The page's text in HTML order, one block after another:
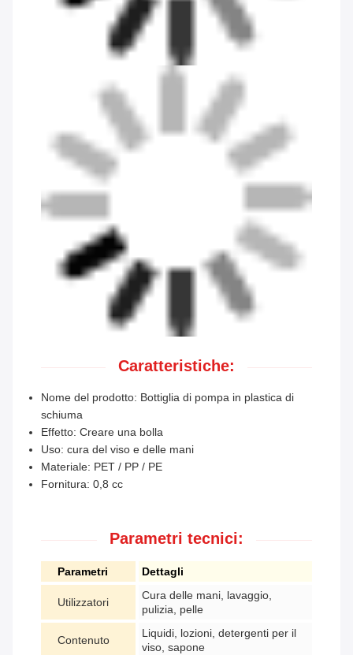
Caratteristiche:
Nome del prodotto: Bottiglia di pompa in plastica di
schiuma
Effetto: Creare una bolla
Uso: cura del viso e delle mani
Materiale: PET / PP / PE
Fornitura: 0,8 cc
Parametri tecnici:
Parametri Dettagli
Utilizzatori
Cura delle mani, lavaggio,
pulizia, pelle
Contenuto
Liquidi, lozioni, detergenti per il
viso, sapone